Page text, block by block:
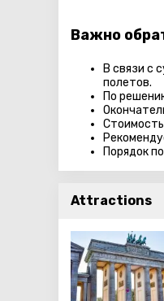
Важно
В связи с
полетов.
По
Порядок
Attractions